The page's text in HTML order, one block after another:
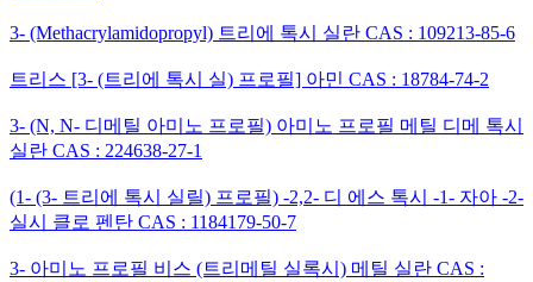
3- (Methacrylamidopropyl) 트리에 톡시 실란 CAS : 109213-85-6
트리스 [3- (트리에 톡시 실) 프로필] 아민 CAS : 18784-74-2
3- (N, N- 디메틸 아미노 프로필) 아미노 프로필 메틸 디메 톡시
실란 CAS : 224638-27-1
(1- (3- 트리에 톡시 실릴) 프로필) -2,2- 디 에스 톡시 -1- 자아 -2-
실시 클로 펜탄 CAS : 1184179-50-7
3- 아미노 프로필 비스 (트리메틸 실록시) 메틸 실란 CAS :